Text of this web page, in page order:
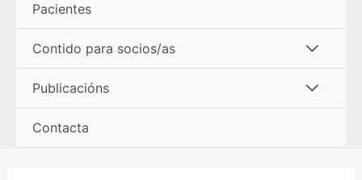
Pacientes
Contido para socios/as
menú
Publicacións
Contacta